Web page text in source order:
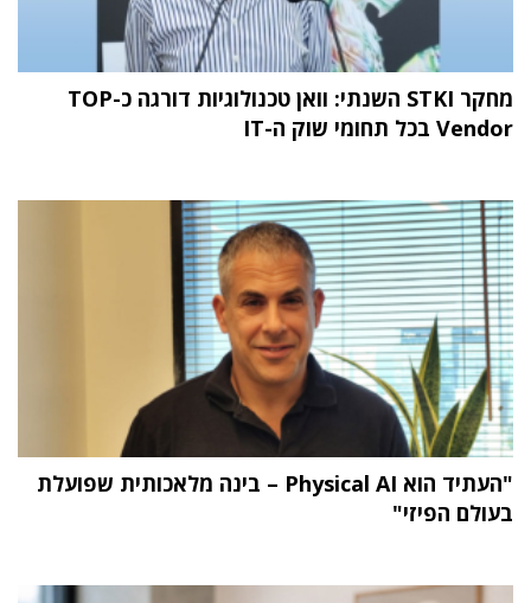
מחקר STKI השנתי: וואן טכנולוגיות דורגה כ-TOP
Vendor בכל תחומי שוק ה-IT
"העתיד הוא Physical AI – בינה מלאכותית שפועלת
בעולם הפיזי"